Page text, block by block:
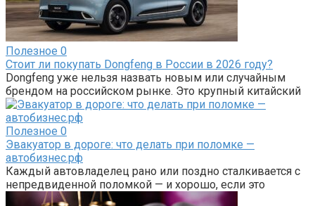
Полезное 0
Стоит ли покупать Dongfeng в России в 2026 году?
Dongfeng уже нельзя назвать новым или случайным
брендом на российском рынке. Это крупный китайский
Полезное 0
Эвакуатор в дороге: что делать при поломке —
автобизнес.рф
Каждый автовладелец рано или поздно сталкивается с
непредвиденной поломкой — и хорошо, если это